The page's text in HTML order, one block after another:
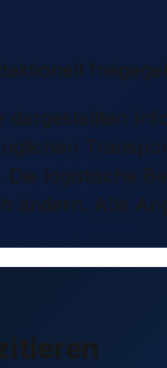
dargestellten
logistische
ändern. Alle